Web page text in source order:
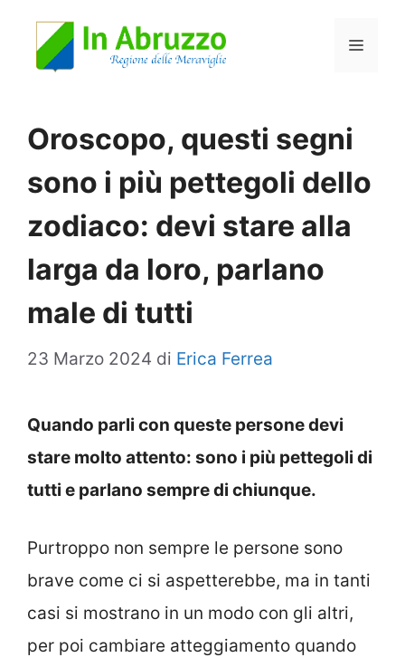
Menu
Oroscopo, questi segni
sono i più pettegoli dello
zodiaco: devi stare alla
larga da loro, parlano
male di tutti
23 Marzo 2024 di Erica Ferrea
Quando parli con queste persone devi
stare molto attento: sono i più pettegoli di
tutti e parlano sempre di chiunque.
Purtroppo non sempre le persone sono
brave come ci si aspetterebbe, ma in tanti
casi si mostrano in un modo con gli altri,
per poi cambiare atteggiamento quando